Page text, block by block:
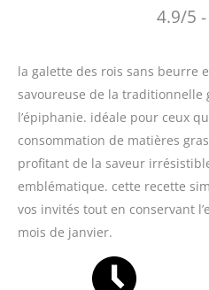
4.9/5
la galette des rois sans beurre
savoureuse de la traditionnelle
l’épiphanie. idéale pour ceux
consommation de matières
profitant de la saveur
emblématique. cette recette
vos invités tout en conservant
mois de janvier.